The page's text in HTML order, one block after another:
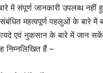
में संपूर्ण जानकारी उपलब्ध
महत्वपूर्ण पहलुओं के बारे में
एवं नुकसान के बारे में जान
निम्नलिखित हैं –